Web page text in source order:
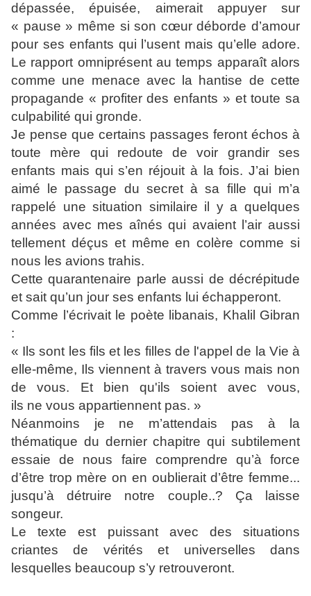
dépassée, épuisée, aimerait appuyer sur
« pause » même si son cœur déborde d’amour
pour ses enfants qui l’usent mais qu’elle adore.
Le rapport omniprésent au temps apparaît alors
comme une menace avec la hantise de cette
propagande « profiter des enfants » et toute sa
culpabilité qui gronde.
Je pense que certains passages feront échos à
toute mère qui redoute de voir grandir ses
enfants mais qui s’en réjouit à la fois. J’ai bien
aimé le passage du secret à sa fille qui m’a
rappelé une situation similaire il y a quelques
années avec mes aînés qui avaient l’air aussi
tellement déçus et même en colère comme si
nous les avions trahis.
Cette quarantenaire parle aussi de décrépitude
et sait qu’un jour ses enfants lui échapperont.
Comme l’écrivait le poète libanais, Khalil Gibran
:
« Ils sont les fils et les filles de l'appel de la Vie à
elle-même, Ils viennent à travers vous mais non
de vous. Et bien qu'ils soient avec vous,
ils ne vous appartiennent pas. »
Néanmoins je ne m’attendais pas à la
thématique du dernier chapitre qui subtilement
essaie de nous faire comprendre qu’à force
d’être trop mère on en oublierait d’être femme...
jusqu’à détruire notre couple..? Ça laisse
songeur.
Le texte est puissant avec des situations
criantes de vérités et universelles dans
lesquelles beaucoup s’y retrouveront.